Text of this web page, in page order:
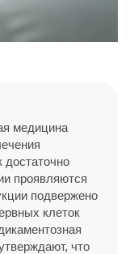
медицина
достаточно
проявляются
подвержено
клеток
что